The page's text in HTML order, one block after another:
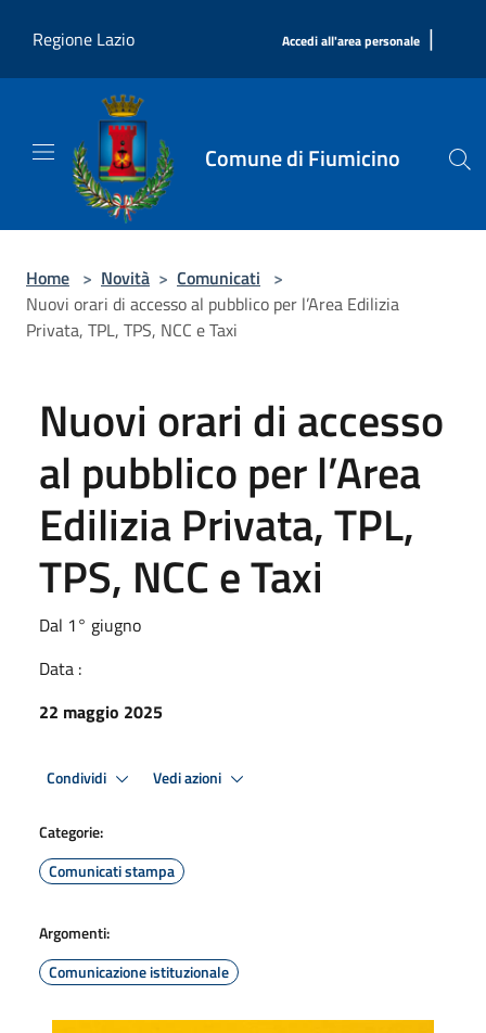
Regione Lazio
Accedi all'area personale |
Comune di Fiumicino
Home > Novità > Comunicati >
Nuovi orari di accesso al pubblico per l’Area Edilizia
Privata, TPL, TPS, NCC e Taxi
Nuovi orari di accesso
al pubblico per l’Area
Edilizia Privata, TPL,
TPS, NCC e Taxi
Dal 1° giugno
Data :
22 maggio 2025
Condividi Vedi azioni
Categorie:
Comunicati stampa
Argomenti:
Comunicazione istituzionale